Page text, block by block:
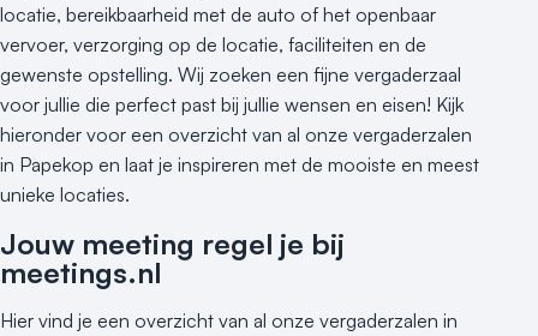
locatie, bereikbaarheid met de auto of het openbaar
vervoer, verzorging op de locatie, faciliteiten en de
gewenste opstelling. Wij zoeken een fijne vergaderzaal
voor jullie die perfect past bij jullie wensen en eisen! Kijk
hieronder voor een overzicht van al onze vergaderzalen
in Papekop en laat je inspireren met de mooiste en meest
unieke locaties.
Jouw meeting regel je bij
meetings.nl
Hier vind je een overzicht van al onze vergaderzalen in